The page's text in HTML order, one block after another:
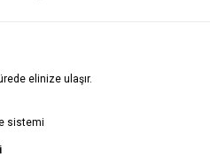
elinize ulaşır.
sistemi